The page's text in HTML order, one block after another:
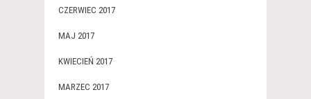
CZERWIEC 2017
MAJ 2017
KWIECIEŃ 2017
MARZEC 2017